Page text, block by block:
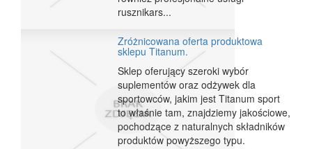
rusznikars...
Zróżnicowana oferta produktowa
sklepu Titanum.
Sklep oferujący szeroki wybór
suplementów oraz odżywek dla
sportowców, jakim jest Titanum sport
to właśnie tam, znajdziemy jakościowe,
pochodzące z naturalnych składników
produktów powyższego typu.